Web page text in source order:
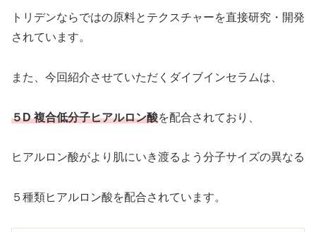
トリデンならではの原料とテクスチャーを直接研究・開発
されています。
また、今回紹介させていただくダイブインセラムは、
５D 複合低分子ヒアルロン酸を配合されており、
ヒアルロン酸がより肌にいき渡るよう分子サイズの異なる
５種類ヒアルロン酸を配合されています。